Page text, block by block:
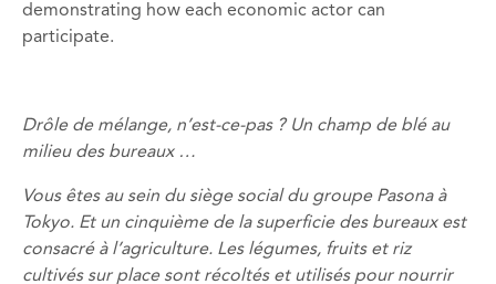
demonstrating how each economic actor can
participate.
Drôle de mélange, n’est-ce-pas ? Un champ de blé au
milieu des bureaux …
Vous êtes au sein du siège social du groupe Pasona à
Tokyo. Et un cinquième de la superficie des bureaux est
consacré à l’agriculture. Les légumes, fruits et riz
cultivés sur place sont récoltés et utilisés pour nourrir